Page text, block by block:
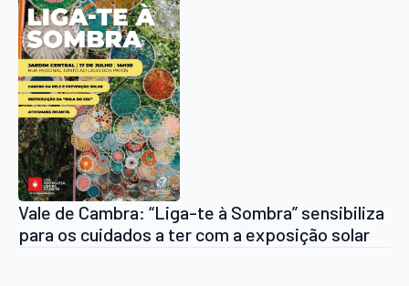
Vale de Cambra: “Liga-te à Sombra” sensibiliza
para os cuidados a ter com a exposição solar